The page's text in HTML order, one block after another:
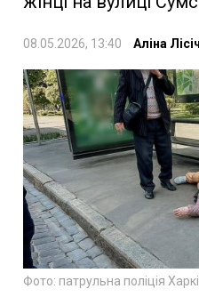
08.05.2026, 13:40 Аліна
Фото: патрульна поліція